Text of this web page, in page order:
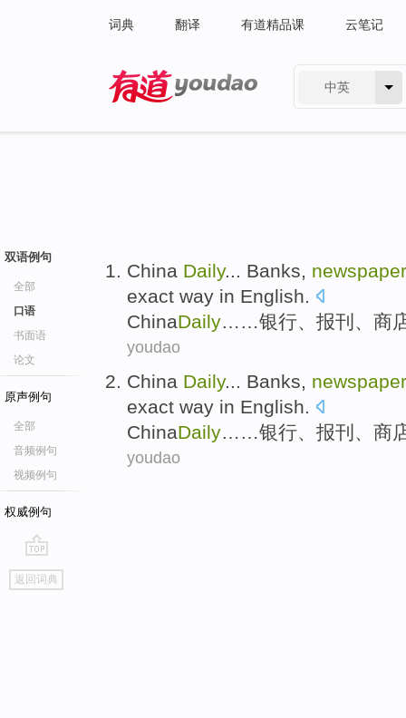
词典 翻译 有道精品课 云笔记
中英
双语例句
全部
口语
书面语
论文
原声例句
全部
音频例句
视频例句
权威例句
go
top
返回词典
China Daily... Banks,
exact way in English.
ChinaDaily……银行、 报刊 、 商
youdao
China Daily... Banks,
exact way in English.
ChinaDaily……银行、 报刊 、 商
youdao